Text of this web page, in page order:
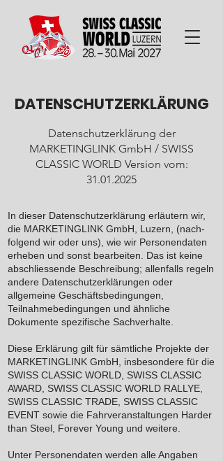
DATENSCHUTZERKLÄRUNG
Datenschutzerklärung der
MARKETINGLINK GmbH / SWISS
CLASSIC WORLD Version vom:
31.01.2025
In dieser Datenschutzerklärung erläutern wir,
die MARKETINGLINK GmbH, Luzern, (nach-
folgend wir oder uns), wie wir Personendaten
erheben und sonst bearbeiten. Das ist keine
abschliessende Beschreibung; allenfalls regeln
andere Datenschutzerklärungen oder
allgemeine Geschäftsbedingungen,
Teilnahmebedingungen und ähnliche
Dokumente spezifische Sachverhalte.
Diese Erklärung gilt für sämtliche Projekte der
MARKETINGLINK GmbH, insbesondere für die
SWISS CLASSIC WORLD, SWISS CLASSIC
AWARD, SWISS CLASSIC WORLD RALLYE,
SWISS CLASSIC TRADE, SWISS CLASSIC
EVENT sowie die Fahrveranstaltungen Harder
than Steel, Forever Young und weitere.
Unter Personendaten werden alle Angaben